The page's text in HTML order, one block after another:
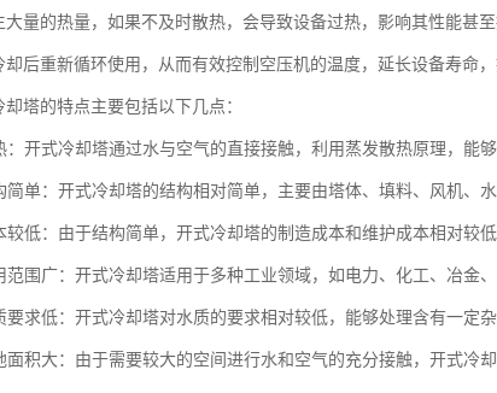
大量的热量，如果不及时散热，会导致设备过热，影响其性能甚
却后重新循环使用，从而有效控制空压机的温度，延长设备寿命，
却塔的特点主要包括以下几点：
：开式冷却塔通过水与空气的直接接触，利用蒸发散热原理，能
简单：开式冷却塔的结构相对简单，主要由塔体、填料、风机、
较低：由于结构简单，开式冷却塔的制造成本和维护成本相对较
范围广：开式冷却塔适用于多种工业领域，如电力、化工、冶金
要求低：开式冷却塔对水质的要求相对较低，能够处理含有一定
面积大：由于需要较大的空间进行水和空气的充分接触，开式冷